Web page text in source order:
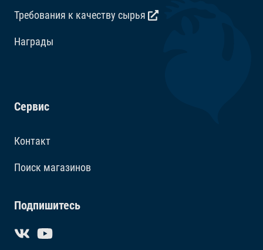
Требования к качеству сырья
Награды
Сервис
Контакт
Поиск магазинов
Подпишитесь